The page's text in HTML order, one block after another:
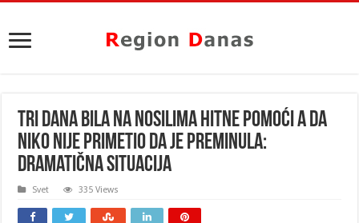
TRI DANA BILA NA NOSILIMA HITNE POMOĆI A DA
NIKO NIJE PRIMETIO DA JE PREMINULA:
Dramatična situacija
Svet 335 Views